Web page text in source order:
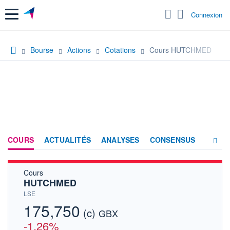
Menu Connexion
Bourse Actions Cotations Cours HUTCHMED
COURS ACTUALITÉS ANALYSES CONSENSUS
ACTIONNAIRES
Cours
HUTCHMED
LSE
175,750 (c) GBX
-1,26%